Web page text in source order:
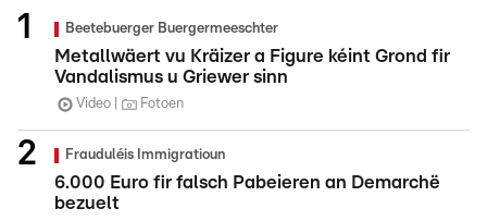
Beetebuerger Buergermeeschter
Metallwäert vu Kräizer a Figure kéint Grond fir
Vandalismus u Griewer sinn
Video Fotoen
Frauduléis Immigratioun
6.000 Euro fir falsch Pabeieren an Demarchë
bezuelt